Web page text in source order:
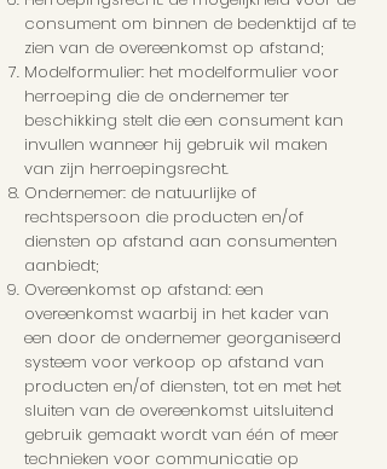
consument om binnen de bedenktijd af te
zien van de overeenkomst op afstand;
Modelformulier: het modelformulier voor
herroeping die de ondernemer ter
beschikking stelt die een consument kan
invullen wanneer hij gebruik wil maken
van zijn herroepingsrecht.
Ondernemer: de natuurlijke of
rechtspersoon die producten en/of
diensten op afstand aan consumenten
aanbiedt;
Overeenkomst op afstand: een
overeenkomst waarbij in het kader van
een door de ondernemer georganiseerd
systeem voor verkoop op afstand van
producten en/of diensten, tot en met het
sluiten van de overeenkomst uitsluitend
gebruik gemaakt wordt van één of meer
technieken voor communicatie op